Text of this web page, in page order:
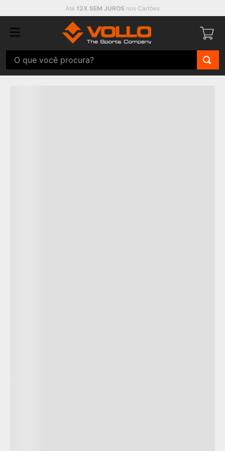
Até 12X SEM JUROS nos Cartões
O que você procura?